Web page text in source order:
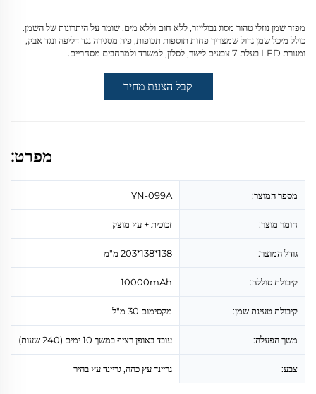
מפזר שמן נוזלי טהור מסוג נבולייזר, ללא חום וללא מים, שומר על היתרונות של השמן.
כולל מיכל שמן גדול שמצריך פחות תוספות תכופות, פיה מסגירה נגד דליפה ונגד אבק,
ומנורת LED בעלת 7 צבעים לישר, לסלון, למשרד ולמרחבים מסחריים.
קבל הצעת מחיר
מפרט:
מספר המוצר: YN-099A
חומר מוצר: זכוכית + עץ מוצק
גודל המוצר: 138*138*203 מ"מ
קיבולת סוללה: 10000mAh
קיבולת טעינת שמן: מקסימום 30 מ"ל
משך הפעלה: עובד באופן רציף במשך 10 ימים (240 שעות)
צבע: גריינד עץ כהה, גריינד עץ בהיר